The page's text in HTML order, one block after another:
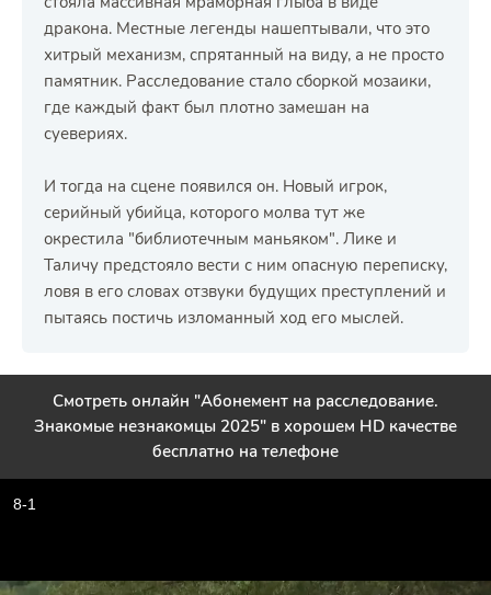
дракона. Местные легенды нашептывали, что это
хитрый механизм, спрятанный на виду, а не просто
памятник. Расследование стало сборкой мозаики,
где каждый факт был плотно замешан на
суевериях.
И тогда на сцене появился он. Новый игрок,
серийный убийца, которого молва тут же
окрестила "библиотечным маньяком". Лике и
Таличу предстояло вести с ним опасную переписку,
ловя в его словах отзвуки будущих преступлений и
пытаясь постичь изломанный ход его мыслей.
Смотреть онлайн "Абонемент на расследование.
Знакомые незнакомцы 2025" в хорошем HD качестве
бесплатно на телефоне